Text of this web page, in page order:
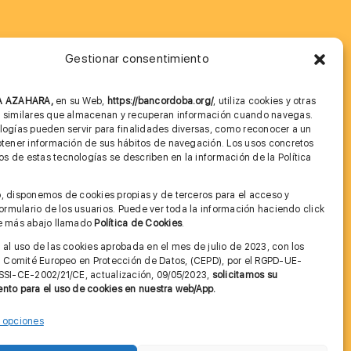
Gestionar consentimiento
AZAHARA, en su Web, https://bancordoba.org/, utiliza cookies y otras
que almacenan y recuperan información cuando navegas.
pueden servir para finalidades diversas, como reconocer a un
información de sus hábitos de navegación. Los usos concretos
de estas tecnologías se describen en la información de la Política
disponemos de cookies propias y de terceros para el acceso y
de los usuarios. Puede ver toda la información haciendo click
más abajo llamado Política de Cookies.
al uso de las cookies aprobada en el mes de julio de 2023, con los
Europeo en Protección de Datos, (CEPD), por el RGPD-UE-
CE-2002/21/CE, actualización, 09/05/2023, solicitamos su
para el uso de cookies en nuestra web/App.
Imagen corporativa
Cita previa FAGA
Condiciones de Uso Web